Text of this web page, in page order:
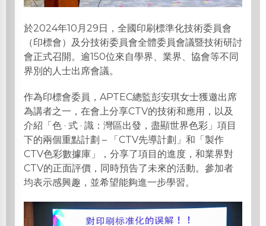
於2024年10月29日，全國印刷標準化技術委員會
（印標會）及分技術委員會全體委員會議暨技術研討
會正式召開。逾150位來自學界、業界、協會等不同
界別的人士出席會議。
作為印標會委員，APTEC總監彭安琪女士獲邀出席
為講者之一，在會上分享CTV的技術和應用，以及
介紹「色 · 式 · 識：灣區出發，盡顯世界色彩」項目
下的兩個重點計劃 – 「CTV先導計劃」和「製作
CTV色彩數據庫」，分享了項目的進度，和業界對
CTV的正面評價，同時預告了未來的活動。參加者
均表示感興趣，並希望能夠進一步學習。